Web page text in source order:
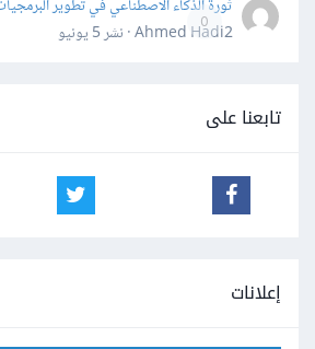
0
ثورة الذكاء الاصطناعي في تطوير
Ahmed Hadi2 · نشر
5 يونيو
تابعنا على
إعلانات